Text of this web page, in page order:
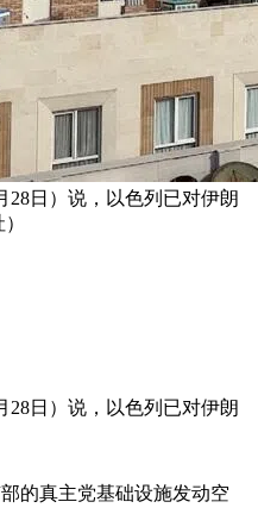
28日）说，以色列已对伊朗
28日）说，以色列已对伊朗
的真主党基础设施​​发动空